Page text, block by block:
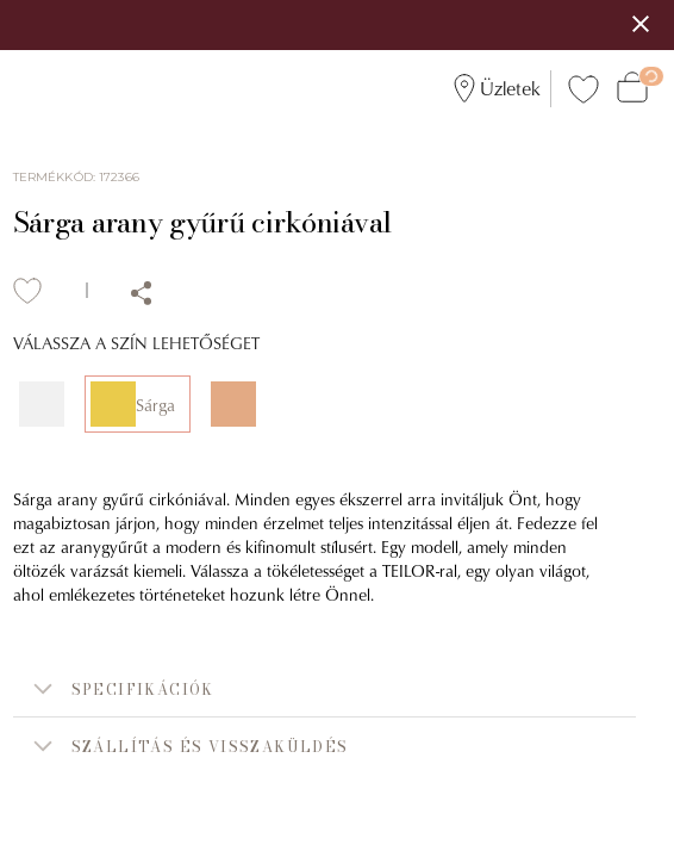
Üzletek
TERMÉKKÓD:172366
Sárga arany gyűrű cirkóniával
VÁLASSZA A SZÍN LEHETŐSÉGET
Sárga
Sárga arany gyűrű cirkóniával. Minden egyes ékszerrel arra invitáljuk Önt, hogy
magabiztosan járjon, hogy minden érzelmet teljes intenzitással éljen át. Fedezze fel
ezt az aranygyűrűt a modern és kifinomult stílusért. Egy modell, amely minden
öltözék varázsát kiemeli. Válassza a tökéletességet a TEILOR-ral, egy olyan világot,
ahol emlékezetes történeteket hozunk létre Önnel.
SPECIFIKÁCIÓK
SZÁLLÍTÁS ÉS VISSZAKÜLDÉS